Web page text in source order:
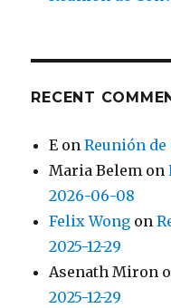
RECENT
E onReunión
Maria Belem on
2026-06-08
Felix Wong on
2025-12-29
Asenath Miron
2025-12-29